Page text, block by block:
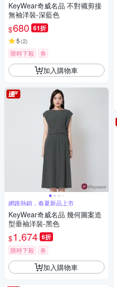
KeyWear奇威名品 不對襯剪接
無袖洋裝-深藍色
$680 61折
5 (2)
限時下殺 券
加入購物車
網路熱銷，春夏新品上市
KeyWear奇威名品 幾何圖案造
型垂袖洋裝-黑色
$1,674 6折
限時下殺 券
加入購物車